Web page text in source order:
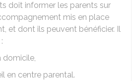
doit informer les parents sur
mis en place
et dont ils peuvent bénéficier. Il
domicile,
en centre parental.